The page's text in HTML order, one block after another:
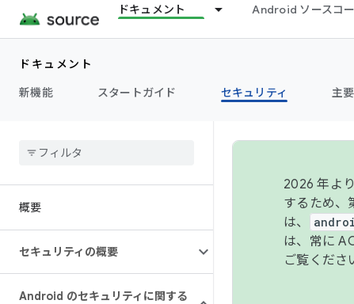
ドキュメント Android ソースコ
ドキュメント
新機能
スタートガイド セキュリティ 主
概要
セキュリティの概要
Android のセキュリティに関する
2026 年よ
するため、
は、
は、常に
ご覧くださ